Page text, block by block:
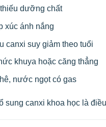
dưỡng chất
xúc ánh nắng
canxi suy giảm theo tuổi
khuya hoặc căng thẳng
nước ngọt có gas
sung canxi khoa học là